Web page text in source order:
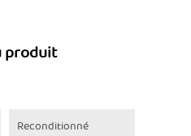
produit
Reconditionné